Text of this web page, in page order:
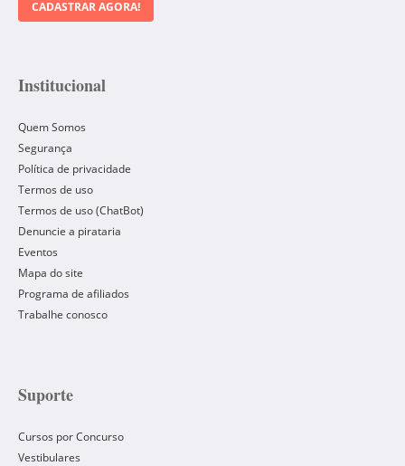
CADASTRAR AGORA!
Institucional
Quem Somos
Segurança
Política de privacidade
Termos de uso
Termos de uso (ChatBot)
Denuncie a pirataria
Eventos
Mapa do site
Programa de afiliados
Trabalhe conosco
Suporte
Cursos por Concurso
Vestibulares